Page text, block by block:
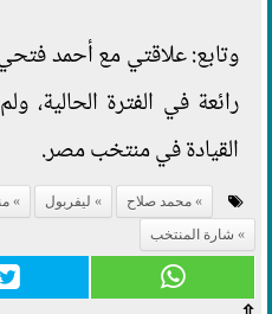
وتابع: علاقتي مع أحمد
رائعة في الفترة
القيادة في منتخب مصر.
محمد صلاح ليفربول
شارة المنتخب